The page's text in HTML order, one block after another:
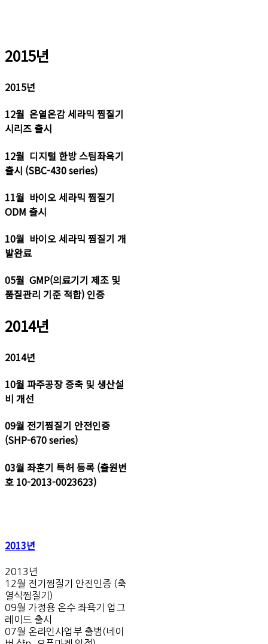
2015년
2015년
12월 온열온감 세라믹 찜질기
시리즈 출시
12월 디지털 한방 스팀좌욕기
출시 (SBC-430 series)
11월 바이오 세라믹 찜질기
ODM 출시
10월 바이오 세라믹 찜질기 개
발완료
05월 GMP(의료기기 제조 및
품질관리 기준 적합) 인증
2014년
2014년
10월 파주공장 증축 및 생산설
비 개선
09월 전기찜질기 안전인증
(SHP-670 series)
03월 좌훈기 특허 등록 (출원번
호 10-2013-0023623)
2013년
2013년
12월 전기찜질기 안전인증 (축
열식찜질기)
09월 가정용 온수 좌욕기 업그
레이드 출시
07월 온라인사업부 출범(네이